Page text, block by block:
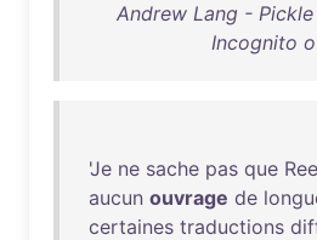
Andrew Lang -
Incognito
Je ne sache pas que
aucun ouvrage de
certaines traductions